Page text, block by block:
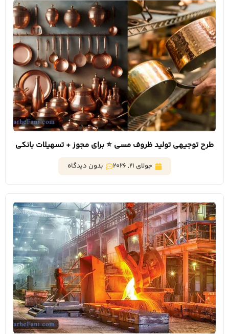
طرح توجیهی تولید ظروف مسی ⭐️ برای مجوز + تسهیلات بانکی
جولای 21, 2026 بدون دیدگاه